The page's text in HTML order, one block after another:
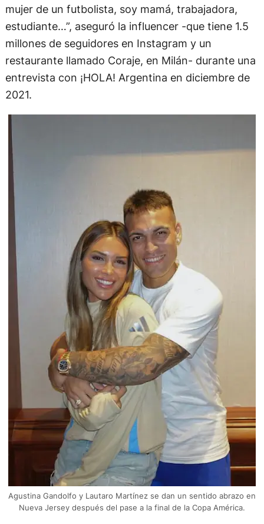
mujer de un futbolista, soy mamá, trabajadora,
estudiante…”, aseguró la influencer -que tiene 1.5
millones de seguidores en Instagram y un
restaurante llamado Coraje, en Milán- durante una
entrevista con ¡HOLA! Argentina en diciembre de
2021.
Agustina Gandolfo y Lautaro Martínez se dan un sentido abrazo en
Nueva Jersey después del pase a la final de la Copa América.